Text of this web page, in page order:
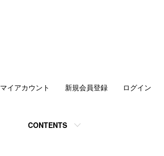
CONTENTS
マイアカウント 新規会員登録 ログイン